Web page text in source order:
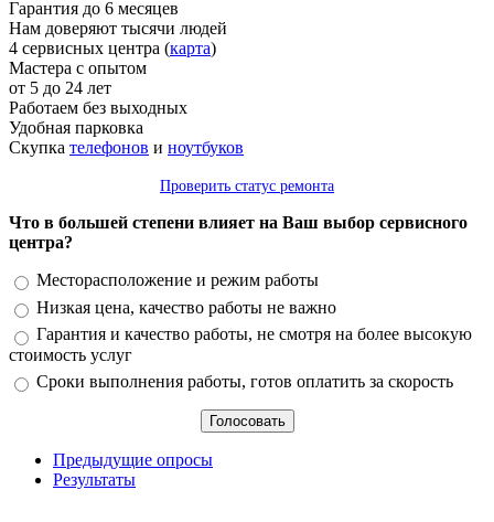
Гарантия до 6 месяцев
Нам доверяют тысячи людей
4 сервисных центра (карта)
Мастера с опытом
от 5 до 24 лет
Работаем без выходных
Удобная парковка
Скупка телефонов и ноутбуков
Проверить статус ремонта
Что в большей степени влияет на Ваш выбор сервисного
центра?
Варианты
Месторасположение и режим работы
Низкая цена, качество работы не важно
Гарантия и качество работы, не смотря на более высокую
стоимость услуг
Сроки выполнения работы, готов оплатить за скорость
Предыдущие опросы
Результаты